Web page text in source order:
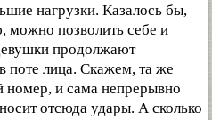
нагрузки. Казалось бы,
позволить себе и
продолжают
поте лица. Скажем, та же
номер, и сама непрерывно
отсюда удары. А сколько